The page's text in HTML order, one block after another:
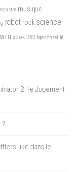
musique
robot rock science-
u xbox 360 âge conseillé
2 : le Jugement
?
like dans le